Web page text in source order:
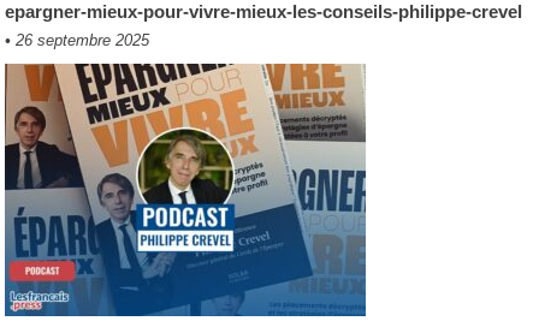
epargner-mieux-pour-vivre-mieux-les-conseils-philippe-crevel
• 26 septembre 2025